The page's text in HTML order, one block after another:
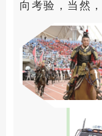
向考验，当然